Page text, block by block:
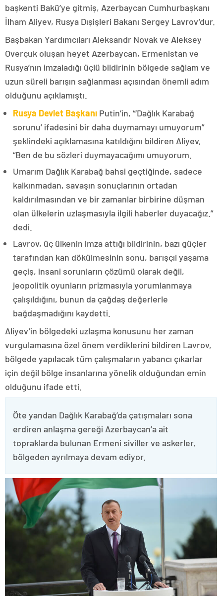
başkenti Bakü’ye gitmiş, Azerbaycan Cumhurbaşkanı
İlham Aliyev, Rusya Dışişleri Bakanı Sergey Lavrov’dur.
Başbakan Yardımcıları Aleksandr Novak ve Aleksey
Overçuk oluşan heyet Azerbaycan, Ermenistan ve
Rusya’nın imzaladığı üçlü bildirinin bölgede sağlam ve
uzun süreli barışın sağlanması açısından önemli adım
olduğunu açıklamıştı.
Rusya Devlet Başkanı Putin’in, “‘Dağlık Karabağ
sorunu’ ifadesini bir daha duymamayı umuyorum”
şeklindeki açıklamasına katıldığını bildiren Aliyev,
“Ben de bu sözleri duymayacağımı umuyorum.
Umarım Dağlık Karabağ bahsi geçtiğinde, sadece
kalkınmadan, savaşın sonuçlarının ortadan
kaldırılmasından ve bir zamanlar birbirine düşman
olan ülkelerin uzlaşmasıyla ilgili haberler duyacağız.”
dedi.
Lavrov, üç ülkenin imza attığı bildirinin, bazı güçler
tarafından kan dökülmesinin sonu, barışçıl yaşama
geçiş, insani sorunların çözümü olarak değil,
jeopolitik oyunların prizmasıyla yorumlanmaya
çalışıldığını, bunun da çağdaş değerlerle
bağdaşmadığını kaydetti.
Aliyev’in bölgedeki uzlaşma konusunu her zaman
vurgulamasına özel önem verdiklerini bildiren Lavrov,
bölgede yapılacak tüm çalışmaların yabancı çıkarlar
için değil bölge insanlarına yönelik olduğundan emin
olduğunu ifade etti.
Öte yandan Dağlık Karabağ’da çatışmaları sona
erdiren anlaşma gereği Azerbaycan’a ait
topraklarda bulunan Ermeni siviller ve askerler,
bölgeden ayrılmaya devam ediyor.